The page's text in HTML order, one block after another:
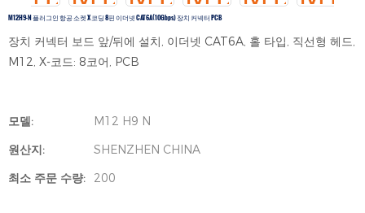
M12H9-N 플러그인 항공 소켓 X 코딩 8핀 이더넷 CAT6A(10Gbps) 장치 커넥터 PCB
장치 커넥터 보드 앞/뒤에 설치, 이더넷 CAT6A, 홀 타입, 직선형 헤드,
M12, X-코드: 8코어, PCB
모델:
M12 H9 N
원산지:
SHENZHEN CHINA
최소 주문 수량:
200